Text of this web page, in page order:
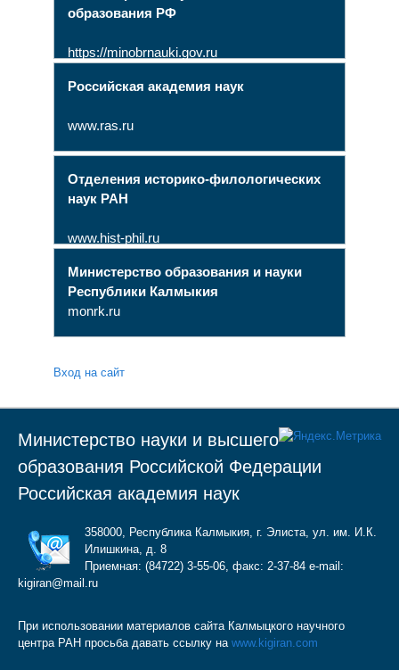
образования РФ
https://minobrnauki.gov.ru
Российская академия наук
www.ras.ru
Отделения историко-филологических
наук РАН
www.hist-phil.ru
Министерство образования и науки
Республики Калмыкия
monrk.ru
Вход на сайт
Министерство науки и высшего
образования Российской Федерации
Российская академия наук
358000, Республика Калмыкия, г. Элиста, ул. им. И.К.
Илишкина, д. 8
Приемная: (84722) 3-55-06, факс: 2-37-84 e-mail:
kigiran@mail.ru
При использовании материалов сайта Калмыцкого научного
центра РАН просьба давать ссылку на www.kigiran.com